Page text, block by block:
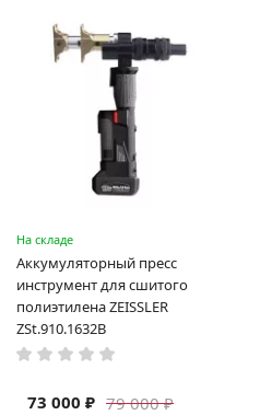
На складе
Аккумуляторный пресс
инструмент для сшитого
полиэтилена ZEISSLER
ZSt.910.1632B
79 000 ₽
73 000 ₽